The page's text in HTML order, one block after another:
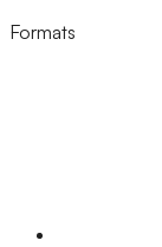
Formats